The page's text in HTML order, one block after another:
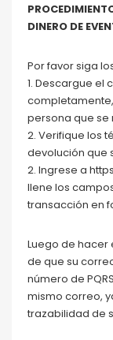
DINERO DE
Por favor siga
1. Descargue el
persona que se
2. Verifique los
devolución que
2. Ingrese a
llene los
transacción en
Luego de
de que su
número de
mismo correo,
trazabilidad de